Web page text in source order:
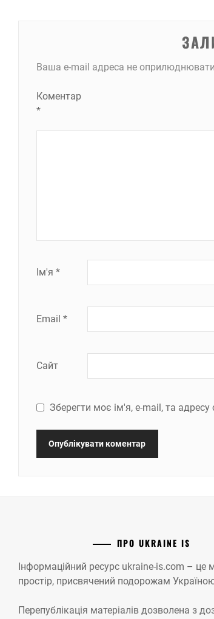
Ваша e-mail адреса не
Коментар
*
Ім'я *
Email *
Сайт
Зберегти моє ім'я, e-mail, та
ПРО UKRAINE IS
Інформаційний ресурс ukraine-is.com – це
простір, присвячений подорожам
Перепублікація матеріалів дозволена з